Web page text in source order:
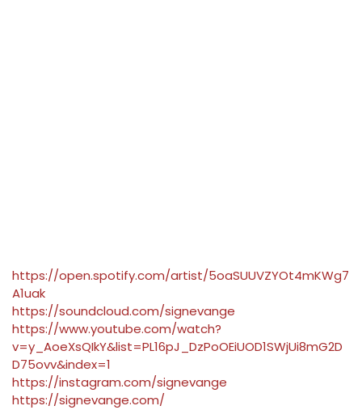
https://open.spotify.com/artist/5oaSUUVZYOt4mKWg7
A1uak
https://soundcloud.com/signevange
https://www.youtube.com/watch?
v=y_AoeXsQIkY&list=PL16pJ_DzPoOEiUOD1SWjUi8mG2D
D75ovv&index=1
https://instagram.com/signevange
https://signevange.com/